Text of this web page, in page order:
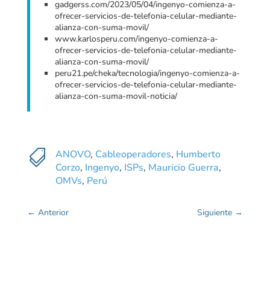
gadgerss.com/2023/05/04/ingenyo-comienza-a-
ofrecer-servicios-de-telefonia-celular-mediante-
alianza-con-suma-movil/
www.karlosperu.com/ingenyo-comienza-a-
ofrecer-servicios-de-telefonia-celular-mediante-
alianza-con-suma-movil/
peru21.pe/cheka/tecnologia/ingenyo-comienza-a-
ofrecer-servicios-de-telefonia-celular-mediante-
alianza-con-suma-movil-noticia/
 ANOVO, Cableoperadores, Humberto
Corzo, Ingenyo, ISPs, Mauricio Guerra,
OMVs, Perú
← Anterior Siguiente →